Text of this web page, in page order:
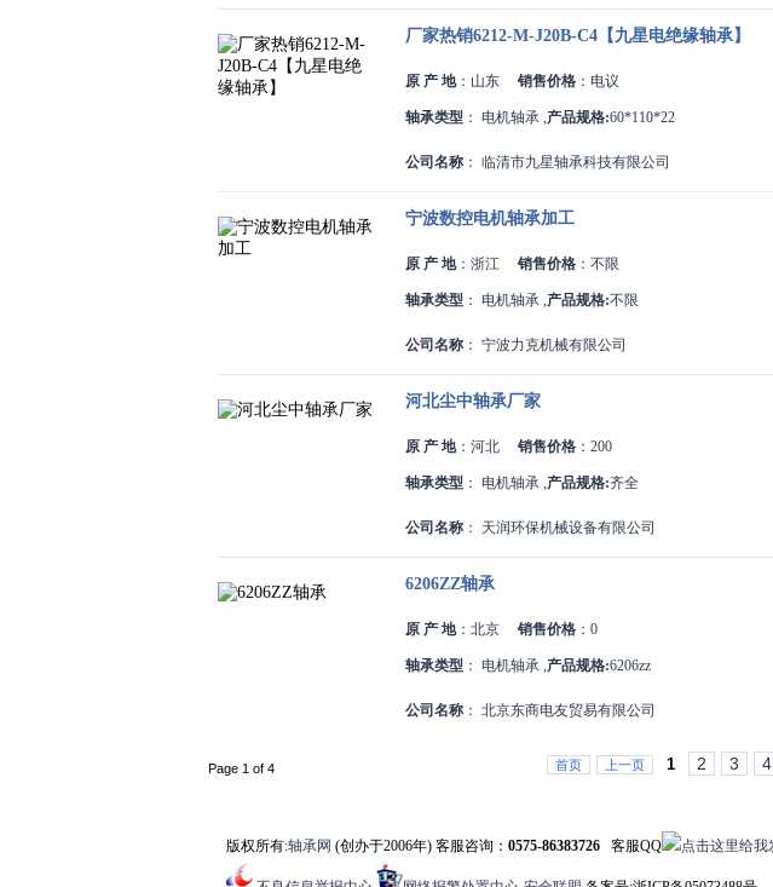
厂家热销6212-M-J20B-C4【九星电绝缘轴承】
原 产 地： 山东 销售价格：电议
轴承类型： 电机轴承,产品规格:60*110*22
公司名称： 临清市九星轴承科技有限公司
宁波数控电机轴承加工
原 产 地： 浙江 销售价格：不限
轴承类型： 电机轴承,产品规格:不限
公司名称： 宁波力克机械有限公司
河北尘中轴承厂家
原 产 地： 河北 销售价格：200
轴承类型： 电机轴承,产品规格:齐全
公司名称： 天润环保机械设备有限公司
6206ZZ轴承
原 产 地： 北京 销售价格：0
轴承类型： 电机轴承,产品规格:6206zz
公司名称： 北京东商电友贸易有限公司
Page 1 of 4 首页 上一页 1 2 3 4
版权所有:轴承网 (创办于2006年) 客服咨询： 0575-86383726 客服QQ